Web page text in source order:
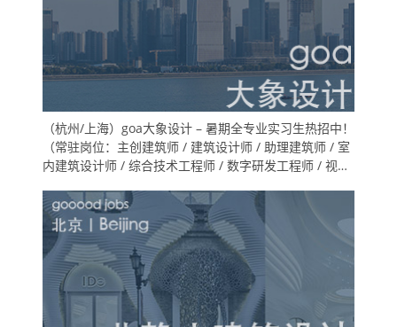
（杭州/上海）goa大象设计 – 暑期全专业实习生热招中！
（常驻岗位：主创建筑师 / 建筑设计师 / 助理建筑师 / 室
内建筑设计师 / 综合技术工程师 / 数字研发工程师 / 视觉